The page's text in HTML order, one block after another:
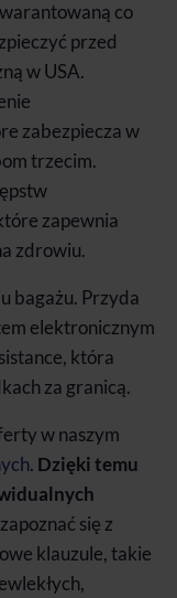
co
przed
w USA.
zabezpiecza w
trzecim.
zapewnia
zdrowiu.
bagażu. Przyda
elektronicznym
która
za granicą.
w naszym
. Dzięki temu
się z
klauzule, takie